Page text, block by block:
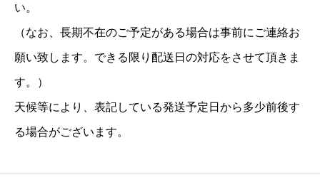
い。
（なお、長期不在のご予定がある場合は事前にご連絡お
願い致します。できる限り配送日の対応をさせて頂きま
す。）
天候等により、表記している発送予定日から多少前後す
る場合がございます。